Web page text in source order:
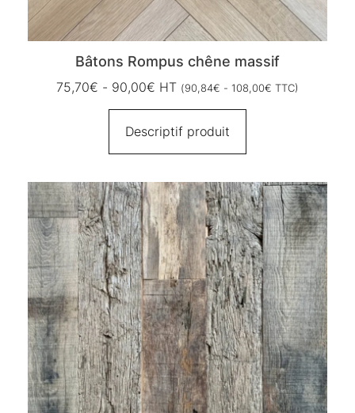
Bâtons Rompus chêne massif
75,70€ - 90,00€ HT (90,84€ - 108,00€ TTC)
Descriptif produit